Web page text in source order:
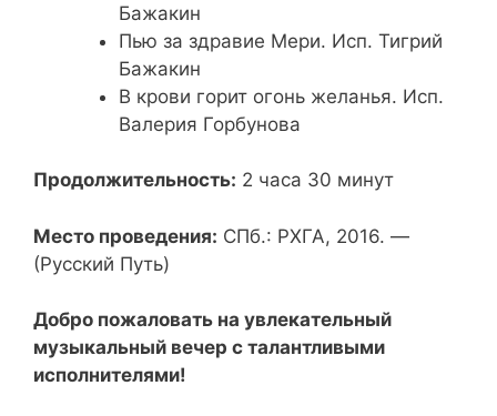
Бажакин
Пью за здравие Мери. Исп. Тигрий
Бажакин
В крови горит огонь желанья. Исп.
Валерия Горбунова
Продолжительность: 2 часа 30 минут
Место проведения: СПб.: РХГА, 2016. —
(Русский Путь)
Добро пожаловать на увлекательный
музыкальный вечер с талантливыми
исполнителями!